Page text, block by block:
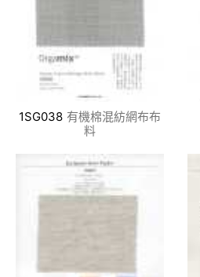
1SG038 有機棉混紡網布布
料